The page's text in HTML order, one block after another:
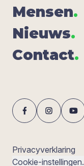
Men­sen.
Nieuws.
Con­tact.
Privacyverklaring
Cookie-instellingen.